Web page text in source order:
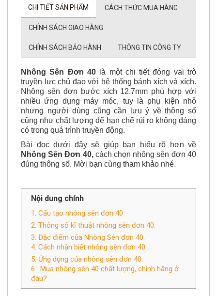
CHI TIẾT SẢN PHẨM
CHÍNH SÁCH BẢO HÀNH THÔNG TIN CÔNG TY
Nhông Sên Đơn 40
là một chi tiết đóng vai trò
truyền lực chủ đạo với hệ thống bánh xích và xích.
Nhông sên đơn bước xích 12.7mm phù hợp với
nhiều ứng dụng máy móc, tuy là phụ kiện nhỏ
nhưng người dùng cũng cần lưu ý về thông số
cũng như chất lượng để hạn chế rủi ro không đáng
có trong quá trình truyền động.
Bài đọc dưới đây sẽ giúp bạn hiểu rõ hơn về
Nhông Sên Đơn 40,cách chọn nhông sên đơn 40
Nội dung chính
1. Cấu tạo nhông sên đơn 40
2. Thông số kĩ thuật nhông sên đơn 40.
3. Đặc điểm của Nhông Sên đơn 40.
4. Cách nhận biết nhông sên đơn 40.
5. Ứng dụng của nhông sên đơn 40.
6. Mua nhông sên 40 chất lượng, chính hãng ở
đâu?